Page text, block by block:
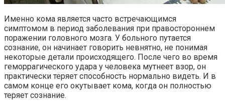
Именно кома является часто встречающимся
симптомом в период заболевания при правостороннем
поражении головного мозга. У больного путается
сознание, он начинает говорить невнятно, не понимая
некоторые детали происходящего. После чего во время
геморрагического удара у человека мутнеет взор, он
практически теряет способность нормально видеть. И в
самом конце его окутывает кома, когда он полностью
теряет сознание.